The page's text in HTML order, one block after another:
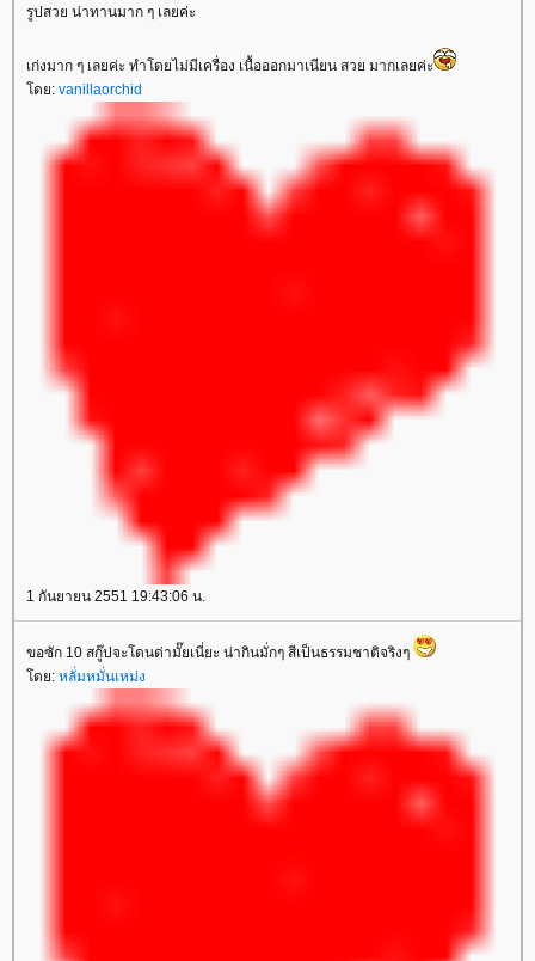
รูปสวย น่าทานมาก ๆ เลยค่ะ
เก่งมาก ๆ เลยค่ะ ทำโดยไม่มีเครื่อง เนื้อออกมาเนียน สวย มากเลยค่ะ
ดย: vanillaorchid
1 กันยายน 2551 19:43:06 น.
ขอซัก 10 สกู๊ปจะโดนด่ามั๊ยเนี่ยะ น่ากินมั่กๆ สีเป็นธรรมชาติจริงๆ
ดย: หลั่มหมั่นเหม่ง